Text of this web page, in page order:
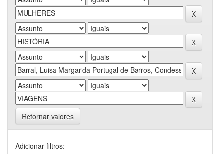
Retornar valores
Adicionar filtros: